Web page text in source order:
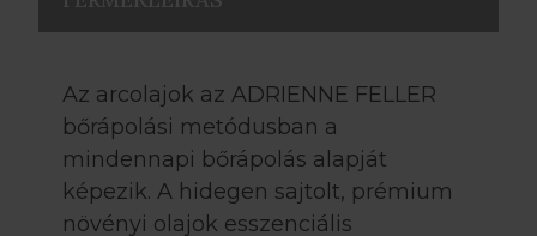
Az arcolajok az ADRIENNE FELLER
bőrápolási metódusban a
mindennapi bőrápolás alapját
képezik. A hidegen sajtolt, prémium
növényi olajok esszenciális